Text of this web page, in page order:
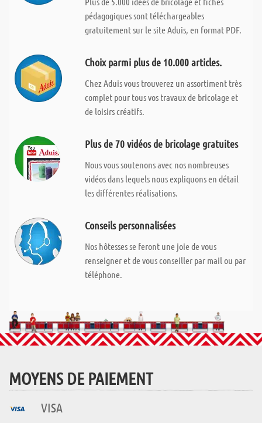
pédagogiques sont téléchargeables
gratuitement sur le site Aduis, en format PDF.
Choix parmi plus de 10.000 articles.
Chez Aduis vous trouverez un assortiment très
complet pour tous vos travaux de bricolage et
de loisirs créatifs.
Plus de 70 vidéos de bricolage gratuites
Nous vous soutenons avec nos nombreuses
vidéos dans lequels nous expliquons en détail
les différentes réalisations.
Conseils personnalisées
Nos hôtesses se feront une joie de vous
renseigner et de vous conseiller par mail ou par
téléphone.
MOYENS DE PAIEMENT
VISA